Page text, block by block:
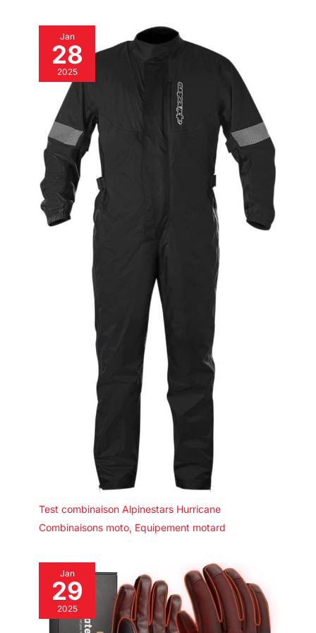
supérieurs et inférieurs orientés
vers l’intérieur sont construits à
partir de polymères
spécialement formulés avec
des motifs de sculpture en Grip
le vélo et une résistance à
l’abrasion améliorée. La guêtre
arrière TPR sur le dessus du
protecteur de veau TPU donne
la protection et le confort. Le
système innovant de fermeture
de boucle incorpore des bras
de boucle en polymère et en
fibre de verre et des fermetures
de pont en aluminium à fort
impact pour la durabilité et
l’économie de poids. Le
système de boucle dispose de
mémoire et d’un système de
déverrouillage/verrouillage
fermeture facile et précise et
une performance de conduite
améliorée et la sécurité. Toutes
les boucles sont facilement
remplaçables. Les sangles de
boucle en TPU sont profilées
ergonomiquement pour
favoriser des niveaux élevés de
flexion frontale.
Jan
28
2025
Test combinaison Alpinestars Hurricane
Combinaisons moto, Equipement motard
Jan
29
2025